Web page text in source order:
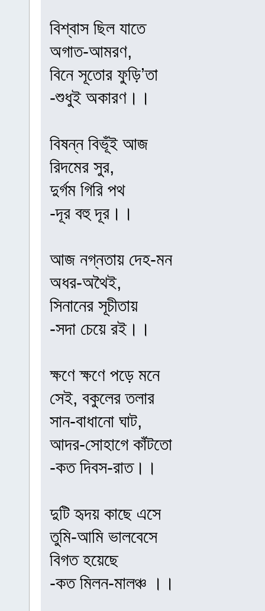
বিশ্বাস ছিল যাতে
অগাত-আমরণ,
বিনে সূতোর ফুড়ি’তা
-শুধুই অকারণ।।
বিষন্ন বিভূঁই আজ
রিদমের সুর,
দুর্গম গিরি পথ
-দূর বহু দূর।।
আজ নগ্নতায় দেহ-মন
অধর-অথৈই,
সিনানের সূচীতায়
-সদা চেয়ে রই।।
ক্ষণে ক্ষণে পড়ে মনে
সেই, বকুলের তলার
সান-বাধানো ঘাট,
আদর-সোহাগে কাঁটতো
-কত দিবস-রাত।।
দুটি হৃদয় কাছে এসে
তুমি-আমি ভালবেসে
বিগত হয়েছে
-কত মিলন-মালঞ্চ ।।